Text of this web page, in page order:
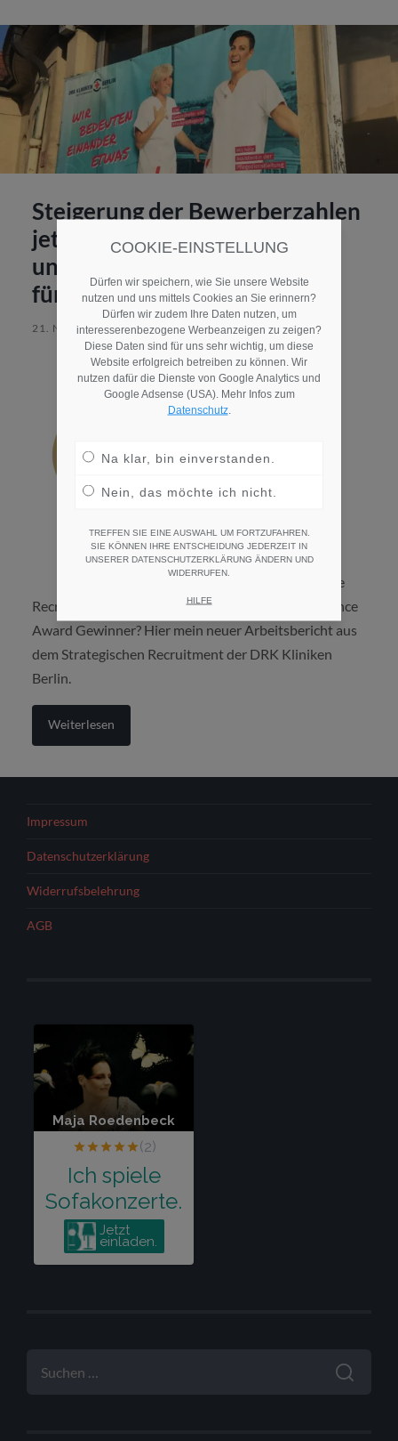
Steigerung der Bewerberzahlen
jetzt sogar um 116 Prozent –
und ein HR Excellence Award
für die DRK Kliniken Berlin
21. NOVEMBER 2020 / KEINE KOMMENTARE
Welche
Recruitingstrategie steckt hinter einem HR Excellence
Award Gewinner? Hier mein neuer Arbeitsbericht aus
dem Strategischen Recruitment der DRK Kliniken
Berlin.
Weiterlesen
Impressum
Datenschutzerklärung
Widerrufsbelehrung
AGB
NACH:
COOKIE-EINSTELLUNG
Dürfen wir speichern, wie Sie unsere Website
nutzen und uns mittels Cookies an Sie erinnern?
Dürfen wir zudem Ihre Daten nutzen, um
interesserenbezogene Werbeanzeigen zu zeigen?
Diese Daten sind für uns sehr wichtig, um diese
Website erfolgreich betreiben zu können. Wir
nutzen dafür die Dienste von Google Analytics und
Google Adsense (USA). Mehr Infos zum
Datenschutz.
Na klar, bin einverstanden.
Nein, das möchte ich nicht.
TREFFEN SIE EINE AUSWAHL UM FORTZUFAHREN.
SIE KÖNNEN IHRE ENTSCHEIDUNG JEDERZEIT IN
UNSERER DATENSCHUTZERKLÄRUNG ÄNDERN UND
WIDERRUFEN.
HILFE